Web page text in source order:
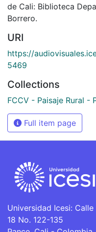
de Cali: Biblioteca
Borrero.
URI
https://
5469
Collections
FCCV - Paisaje Rural -
Full item page
Universidad Icesi: Calle
18 No. 122-135